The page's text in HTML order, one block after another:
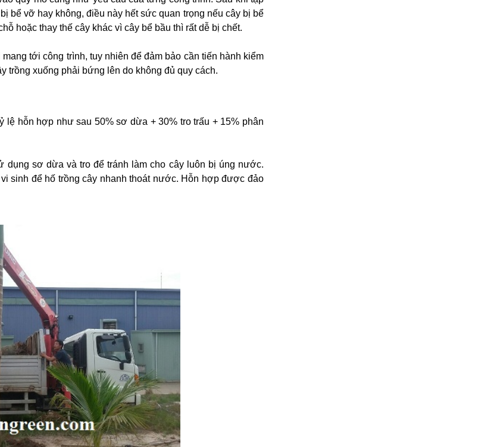
bể vỡ hay không, điều này hết sức quan trọng nếu cây bị bể
hoặc thay thế cây khác vì cây bể bầu thì rất dễ bị chết.
tới công trình, tuy nhiên để đảm bảo cần tiến hành kiểm
trồng xuống phải bứng lên do không đủ quy cách.
lệ hỗn hợp như sau 50% sơ dừa + 30% tro trấu + 15% phân
sơ dừa và tro để tránh làm cho cây luôn bị úng nước.
sinh để hố trồng cây nhanh thoát nước. Hỗn hợp được đảo